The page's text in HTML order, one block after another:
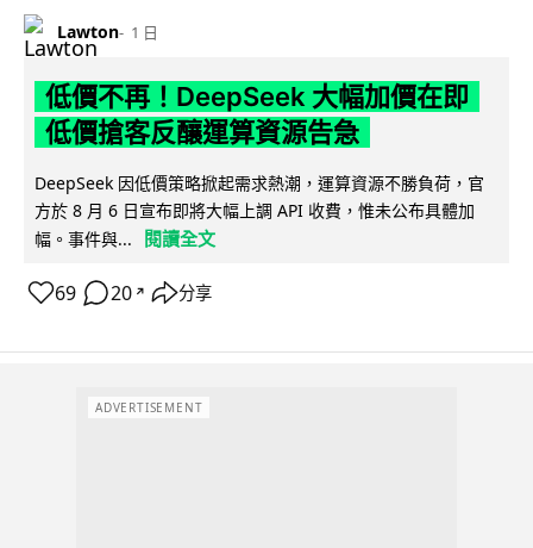
Lawton 1 日
低價不再！DeepSeek 大幅加價在即
低價搶客反釀運算資源告急
DeepSeek 因低價策略掀起需求熱潮，運算資源不勝負荷，官
方於 8 月 6 日宣布即將大幅上調 API 收費，惟未公布具體加
幅。事件與...
閱讀全文
69 20 ↗ 分享
ADVERTISEMENT